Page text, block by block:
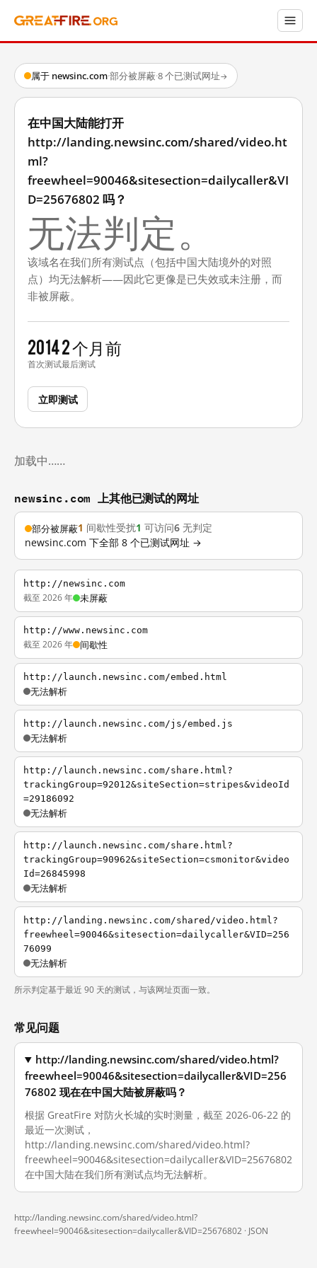
属于 newsinc.com·部分被屏蔽·8 个已测试网址→
在中国大陆能打开
http://landing.newsinc.com/shared/video.ht
ml?
freewheel=90046&sitesection=dailycaller&VI
D=25676802 吗？
无法判定。
该域名在我们所有测试点（包括中国大陆境外的对照
点）均无法解析——因此它更像是已失效或未注册，而
非被屏蔽。
2014
首次测试
2 个月前
最后测试
立即测试
加载中……
newsinc.com 上其他已测试的网址
部分被屏蔽1 间歇性受扰1 可访问6 无判定
newsinc.com 下全部 8 个已测试网址 →
http://newsinc.com
截至 2026 年 未屏蔽
http://www.newsinc.com
截至 2026 年 间歇性
http://launch.newsinc.com/embed.html
无法解析
http://launch.newsinc.com/js/embed.js
无法解析
http://launch.newsinc.com/share.html?
trackingGroup=92012&siteSection=stripes&videoId
=29186092
无法解析
http://launch.newsinc.com/share.html?
trackingGroup=90962&siteSection=csmonitor&video
Id=26845998
无法解析
http://landing.newsinc.com/shared/video.html?
freewheel=90046&sitesection=dailycaller&VID=256
76099
无法解析
所示判定基于最近 90 天的测试，与该网址页面一致。
常见问题
http://landing.newsinc.com/shared/video.html?
freewheel=90046&sitesection=dailycaller&VID=256
76802 现在在中国大陆被屏蔽吗？
根据 GreatFire 对防火长城的实时测量，截至 2026-06-22 的
最近一次测试，
http://landing.newsinc.com/shared/video.html?
freewheel=90046&sitesection=dailycaller&VID=25676802
在中国大陆在我们所有测试点均无法解析。
http://landing.newsinc.com/shared/video.html?
freewheel=90046&sitesection=dailycaller&VID=25676802 · JSON